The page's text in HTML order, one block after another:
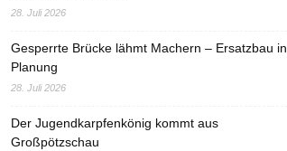
28. Juli 2026
Gesperrte Brücke lähmt Machern – Ersatzbau in
Planung
28. Juli 2026
Der Jugendkarpfenkönig kommt aus
Großpötzschau